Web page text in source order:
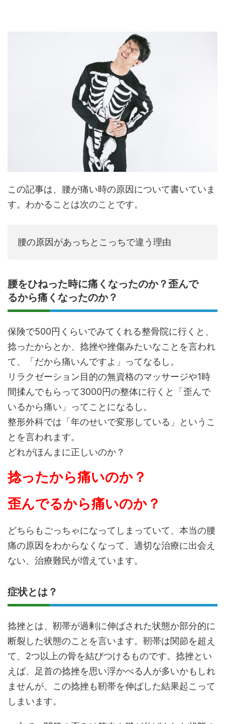
この記事は、腰が痛い時の原因について書いていま
す。わかることは次のことです。
腰の原因があっちとこっちで違う理由
腰をひねった時に痛くなったのか？歪んで
るから痛くなったのか？
保険で500円くらいでみてくれる整骨院に行くと、
捻ったからとか、捻挫や挫傷みたいなことを言われ
て、「だから痛いんですよ」ってなるし。
リラクゼーション目的の無資格のマッサージや1時
間揉んでもらって3000円の整体に行くと「歪んで
いるから痛い」ってことになるし。
整形外科では「年のせいで変形している」というこ
とを言われます。
どれがほんまに正しいのか？
捻ったから痛いのか？
歪んでるから痛いのか？
どちらもごっちゃになってしまっていて、本当の腰
痛の原因をわからなくなって、適切な治療に出会え
ない、治療難民が増えています。
症状とは？
捻挫とは、靭帯が過剰に伸ばされた状態か部分的に
断裂した状態のことを言います。靭帯は関節を超え
て、2つ以上の骨を結びつけるものです。捻挫とい
えば、足首の捻挫を思い浮かべる人が多いかもしれ
ませんが、この捻挫も靭帯を伸ばした結果起こって
しまいます。